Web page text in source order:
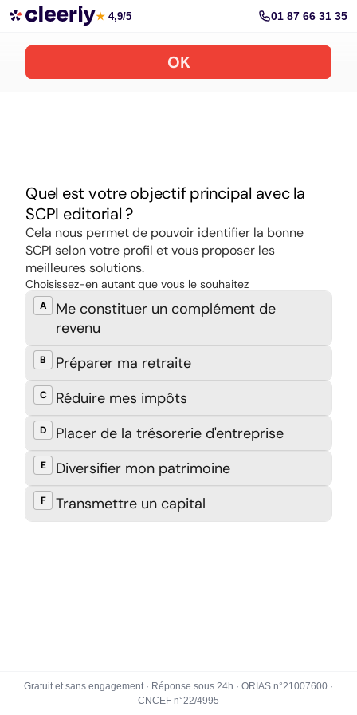
Souscrire aux meilleures SCPI en ligne
★ 4,9/5 01 87 66 31 35
Gratuit et sans engagement · Réponse sous 24h · ORIAS n°21007600 ·
CNCEF n°22/4995